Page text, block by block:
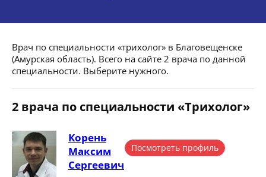
Врач по специальности «трихолог» в Благовещенске
(Амурская область). Всего на сайте 2 врача по данной
специальности. Выберите нужного.
2 врача по специальности «Трихолог»
Корень
Максим
Сергеевич
Посмотреть профиль